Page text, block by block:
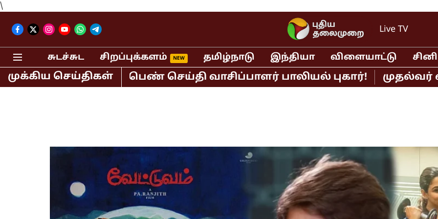
\
Live TV
சுடச்சுட சிறப்புக்களம் தமிழ்நாடு இந்தியா விளையாட்டு
முக்கிய செய்திகள்
கைது! பெண் செய்தி வாசிப்பாளர் பாலியல் புகார்! முதல்வர் விஜய்